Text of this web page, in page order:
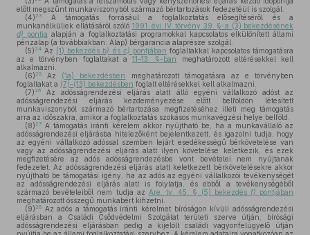
előtt megszűnt munkaviszonyból származó bértartozások fedezetéül is szolgál.
(4) 23
A támogatás forrásául a foglalkoztatás elősegítéséről és a
munkanélküliek ellátásáról szóló 1991. évi IV. törvény 39. §-a (3) bekezdésének
d) pontja alapján a foglalkoztatási programokkal kapcsolatos elkülönített állami
pénzalap (a továbbiakban: Alap) bérgarancia alaprésze szolgál.
(5) 24 Az (1) bekezdésb) és c) pontjában foglaltakkal kapcsolatos támogatásra
az e törvényben foglaltakat a11–13. §-ban
meghatározott eltérésekkel kell
alkalmazni.
(6) 25 Az (1a) bekezdésben
meghatározott támogatásra az e törvényben
foglaltakat a (7)–(13) bekezdésben foglalt eltérésekkel kell alkalmazni.
(7) 26
Az adósságrendezési eljárás alatt álló egyéni vállalkozó adóst az
adósságrendezési eljárás kezdeményezése előtt belföldön létesített
munkaviszonyból származó bértartozása megfizetéséhez illeti meg támogatás
arra az időszakra, amikor a foglalkoztatás szokásos munkavégzési helye belföld.
(8) 27 A támogatás iránti kérelem akkor nyújtható be, ha a munkavállaló az
adósságrendezési eljárásba hitelezőként bejelentkezett, és igazolni tudja, hogy
az egyéni vállalkozó adóssal szemben lejárt esedékességű bérkövetelése van
vagy az adósságrendezési eljárás alatt ilyen követelése keletkezik, és ezek
megfizetésére az adós adósságrendezésbe vont bevételei nem nyújtanak
fedezetet. Az adósságrendezési eljárás alatt keletkezett bérkövetelésekre akkor
nyújtható be támogatási igény, ha az adós az egyéni vállalkozói tevékenységét
az adósságrendezési eljárás alatt is folytatja, és ebből a tevékenységéből
származó bevételeiből nem tudja az Are. tv. 45. § (5) bekezdés f) pontjában
meghatározott összegű munkabért kifizetni.
(9) 28 Az adós a támogatás iránti kérelmet bíróságon kívüli adósságrendezési
eljárásban a Családi Csődvédelmi Szolgálat területi szerve útján, bírósági
adósságrendezési eljárásban pedig a kijelölt családi vagyonfelügyelő útján